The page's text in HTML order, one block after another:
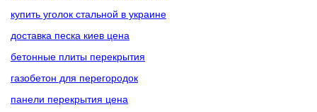
купить уголок стальной в украине
доставка песка киев цена
бетонные плиты перекрытия
газобетон для перегородок
панели перекрытия цена